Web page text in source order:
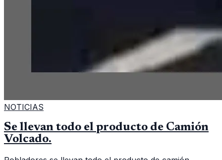
NOTICIAS
Se llevan todo el producto de Camión
Volcado.